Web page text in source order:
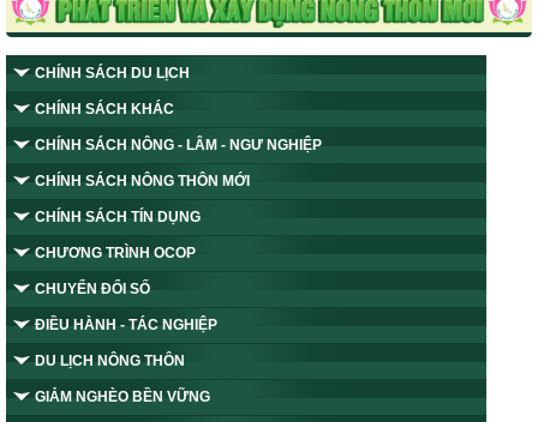
CHÍNH SÁCH DU LỊCH
CHÍNH SÁCH KHÁC
CHÍNH SÁCH NÔNG - LÂM - NGƯ NGHIỆP
CHÍNH SÁCH NÔNG THÔN MỚI
CHÍNH SÁCH TÍN DỤNG
CHƯƠNG TRÌNH OCOP
CHUYỂN ĐỔI SỐ
ĐIỀU HÀNH - TÁC NGHIỆP
DU LỊCH NÔNG THÔN
GIẢM NGHÈO BỀN VỮNG